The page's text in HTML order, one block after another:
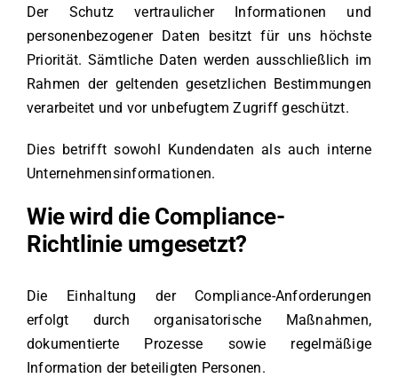
Der Schutz vertraulicher Informationen und
personenbezogener Daten besitzt für uns höchste
Priorität. Sämtliche Daten werden ausschließlich im
Rahmen der geltenden gesetzlichen Bestimmungen
verarbeitet und vor unbefugtem Zugriff geschützt.
Dies betrifft sowohl Kundendaten als auch interne
Unternehmensinformationen.
Wie wird die Compliance-
Richtlinie umgesetzt?
Die Einhaltung der Compliance-Anforderungen
erfolgt durch organisatorische Maßnahmen,
dokumentierte Prozesse sowie regelmäßige
Information der beteiligten Personen.